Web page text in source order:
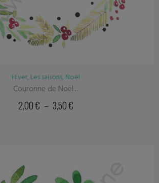
Hiver,Les saisons,Noël
Couronne de Noël...
2,00€ – 3,50€